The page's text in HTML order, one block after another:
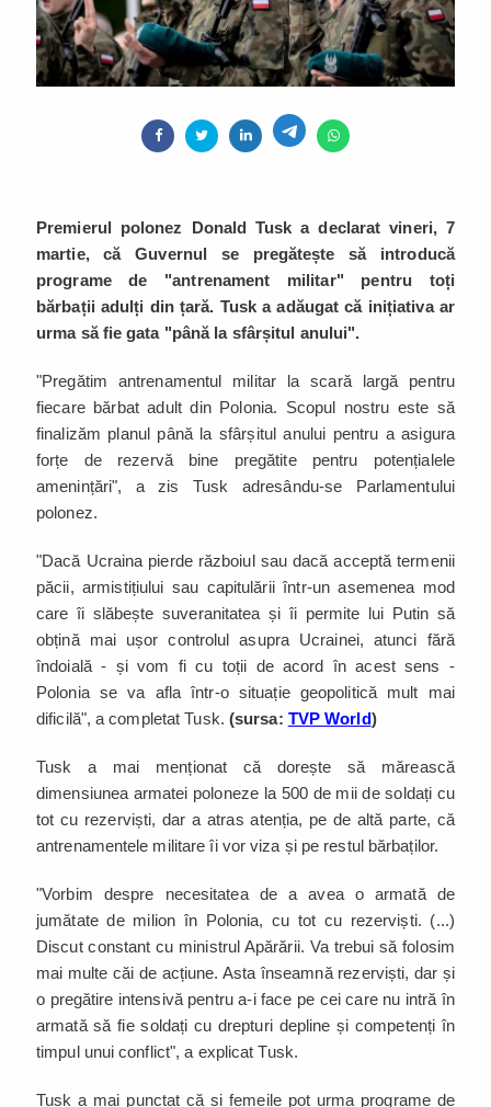
Premierul polonez Donald Tusk a declarat vineri, 7
martie, că Guvernul se pregătește să introducă
programe de "antrenament militar" pentru toți
bărbații adulți din țară. Tusk a adăugat că inițiativa ar
urma să fie gata "până la sfârșitul anului".
"Pregătim antrenamentul militar la scară largă pentru
fiecare bărbat adult din Polonia. Scopul nostru este să
finalizăm planul până la sfârșitul anului pentru a asigura
forțe de rezervă bine pregătite pentru potențialele
amenințări", a zis Tusk adresându-se Parlamentului
polonez.
"Dacă Ucraina pierde războiul sau dacă acceptă termenii
păcii, armistițiului sau capitulării într-un asemenea mod
care îi slăbește suveranitatea și îi permite lui Putin să
obțină mai ușor controlul asupra Ucrainei, atunci fără
îndoială - și vom fi cu toții de acord în acest sens -
Polonia se va afla într-o situație geopolitică mult mai
dificilă", a completat Tusk. (sursa: TVP World)
Tusk a mai menționat că dorește să mărească
dimensiunea armatei poloneze la 500 de mii de soldați cu
tot cu rezerviști, dar a atras atenția, pe de altă parte, că
antrenamentele militare îi vor viza și pe restul bărbaților.
"Vorbim despre necesitatea de a avea o armată de
jumătate de milion în Polonia, cu tot cu rezerviști. (...)
Discut constant cu ministrul Apărării. Va trebui să folosim
mai multe căi de acțiune. Asta înseamnă rezerviști, dar și
o pregătire intensivă pentru a-i face pe cei care nu intră în
armată să fie soldați cu drepturi depline și competenți în
timpul unui conflict", a explicat Tusk.
Tusk a mai punctat că și femeile pot urma programe de